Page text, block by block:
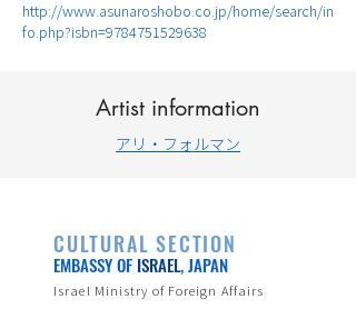
http://www.asunaroshobo.co.jp/home/search/in
fo.php?isbn=9784751529638
Artist information
アリ・フォルマン
CULTURAL SECTION
EMBASSY OF ISRAEL, JAPAN
Israel Ministry of Foreign Affairs